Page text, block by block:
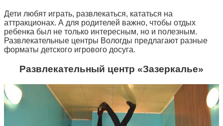
Дети любят играть, развлекаться, кататься на
аттракционах. А для родителей важно, чтобы отдых
ребенка был не только интересным, но и полезным.
Развлекательные центры Вологды предлагают разные
форматы детского игрового досуга.
Развлекательный центр «Зазеркалье»